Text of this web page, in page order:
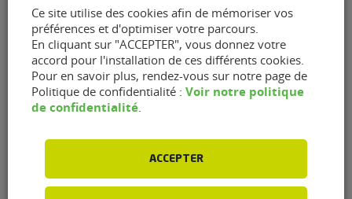
Téléphone(Nécessaire)
RGPDJ'accepte que FlexFuel Energy Development
collecte et utilise les données personnelles
renseignées dans le cadre de la demande
politique de
dont j'ai pris connaissance.
Ce site utilise des cookies afin de mémoriser vos
préférences et d'optimiser votre parcours.
En cliquant sur "ACCEPTER", vous donnez votre
accord pour l'installation de ces différents cookies.
Pour en savoir plus, rendez-vous sur notre page de
Politique de confidentialité : Voir notre politique
de confidentialité
ACCEPTER